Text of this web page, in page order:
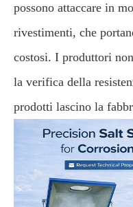
possono attaccare in
rivestimenti, che
costosi. I produttori
la verifica della
prodotti lascino la